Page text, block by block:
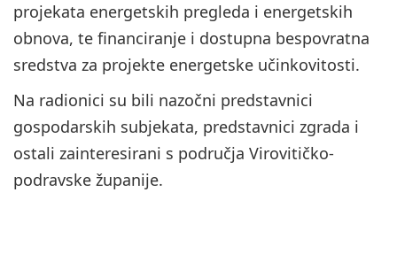
projekata energetskih pregleda i energetskih
obnova, te financiranje i dostupna bespovratna
sredstva za projekte energetske učinkovitosti.
Na radionici su bili nazočni predstavnici
gospodarskih subjekata, predstavnici zgrada i
ostali zainteresirani s područja Virovitičko-
podravske županije.